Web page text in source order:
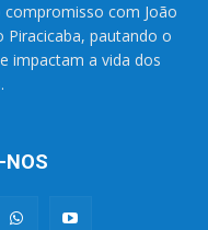
com João
pautando o
impactam a vida dos
NOS